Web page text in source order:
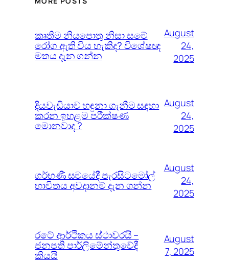
කෘතිම නියපොතු නිසා සමේ
රෝග ඇති විය හැකිද? විශේෂඥ
මතය දැන ගන්න
August
24,
2025
දියවැඩියාව හඳුනා ගැනීම සඳහා
කරන ඉහළම පරීක්ෂණ
මොනවාද ?
August
24,
2025
ගර්භණී සමයේදී පැරසිටමෝල්
භාවිතය අවදානම් දැන ගන්න
August
24,
2025
රටේ ආර්ථිකය ස්ථාවරයි –
ජනපති පාර්ලිමේන්තුවේදී
කියයි
August
7, 2025